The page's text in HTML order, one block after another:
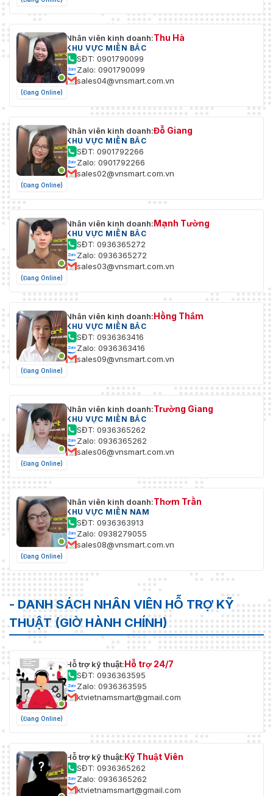
(Đang Online)
Nhân viên kinh doanh:Thu Hà
KHU VỰC MIỀN BẮC
SĐT: 0901790099
Zalo: 0901790099
sales04@vnsmart.com.vn
(Đang Online)
Nhân viên kinh doanh:Đỗ Giang
KHU VỰC MIỀN BẮC
SĐT: 0901792266
Zalo: 0901792266
sales02@vnsmart.com.vn
(Đang Online)
Nhân viên kinh doanh:Mạnh Tường
KHU VỰC MIỀN BẮC
SĐT: 0936365272
Zalo: 0936365272
sales03@vnsmart.com.vn
(Đang Online)
Nhân viên kinh doanh:Hồng Thắm
KHU VỰC MIỀN BẮC
SĐT: 0936363416
Zalo: 0936363416
sales09@vnsmart.com.vn
(Đang Online)
Nhân viên kinh doanh:Trường Giang
KHU VỰC MIỀN BẮC
SĐT: 0936365262
Zalo: 0936365262
sales06@vnsmart.com.vn
(Đang Online)
Nhân viên kinh doanh:Thơm Trần
KHU VỰC MIỀN NAM
SĐT: 0936363913
Zalo: 0938279055
sales08@vnsmart.com.vn
- DANH SÁCH NHÂN VIÊN HỖ TRỢ KỸ
THUẬT (GIỜ HÀNH CHÍNH)
(Đang Online)
Hỗ trợ kỹ thuật:Hỗ trợ 24/7
SĐT: 0936363595
Zalo: 0936363595
ktvietnamsmart@gmail.com
Hỗ trợ kỹ thuật:Kỹ Thuật Viên
SĐT: 0936365262
Zalo: 0936365262
ktvietnamsmart@gmail.com